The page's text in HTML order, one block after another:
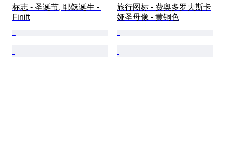
标志 - 圣诞节, 耶稣诞生 -
Finift
旅行图标 - 费奥多罗夫斯卡
娅圣母像 - 黄铜色